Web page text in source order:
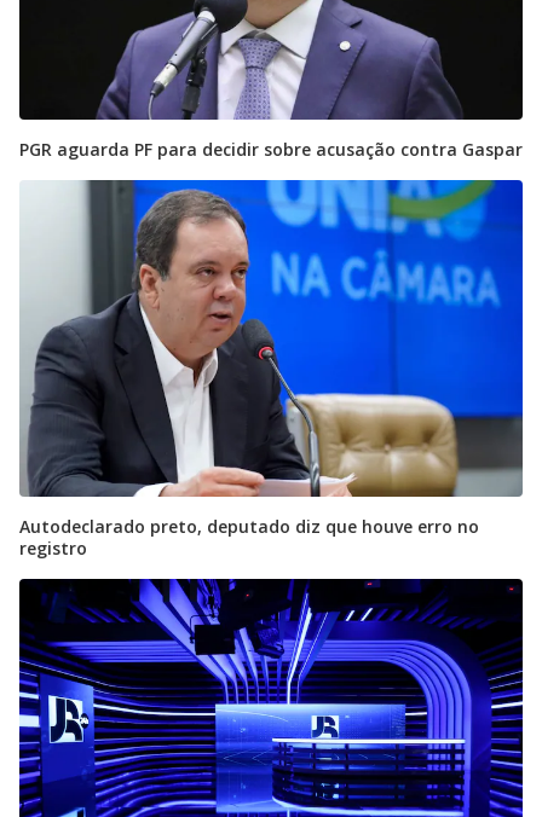
PGR aguarda PF para decidir sobre acusação contra Gaspar
Autodeclarado preto, deputado diz que houve erro no
registro